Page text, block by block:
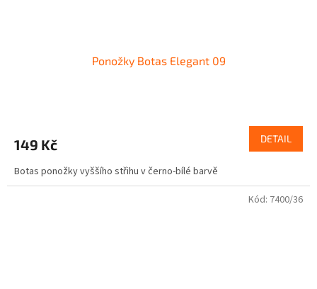
Ponožky Botas Elegant 09
149 Kč DETAIL
Botas ponožky vyššího střihu v černo-bílé barvě
Kód: 7400/36